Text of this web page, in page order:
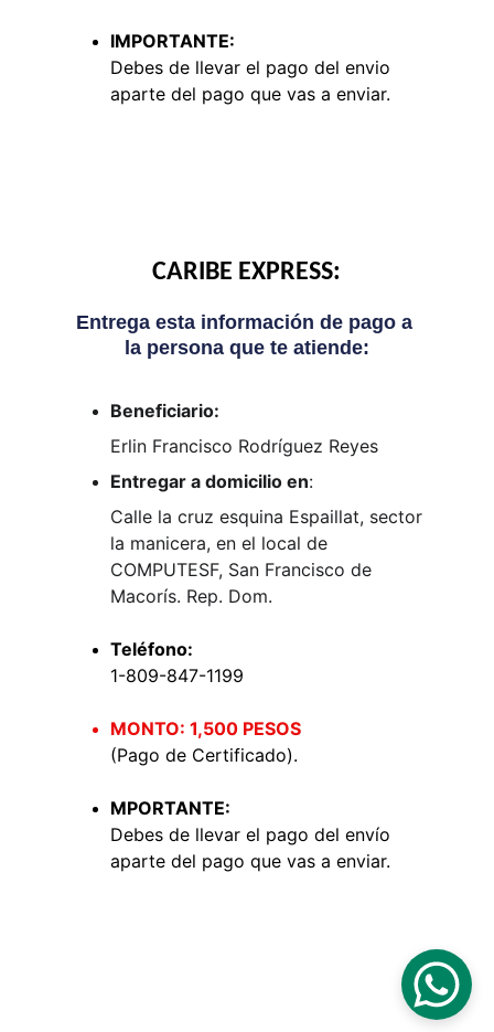
IMPORTANTE:
Debes de llevar el pago del envio
aparte del pago que vas a enviar.
Beneficiario:
Erlin Francisco Rodríguez Reyes
Entregar a domicilio en:
Calle la cruz esquina Espaillat, sector
la manicera, en el local de
COMPUTESF, San Francisco de
Macorís. Rep. Dom.
Teléfono:
1-809-847-1199
MONTO: 1,500 PESOS
(Pago de Certificado).
MPORTANTE:
Debes de llevar el pago del envío
aparte del pago que vas a enviar.
CARIBE EXPRESS:
Entrega esta información de pago a
la persona que te atiende: